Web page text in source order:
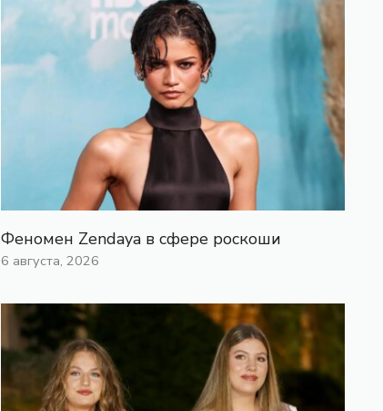
Феномен Zendaya в сфере роскоши
6 августа, 2026